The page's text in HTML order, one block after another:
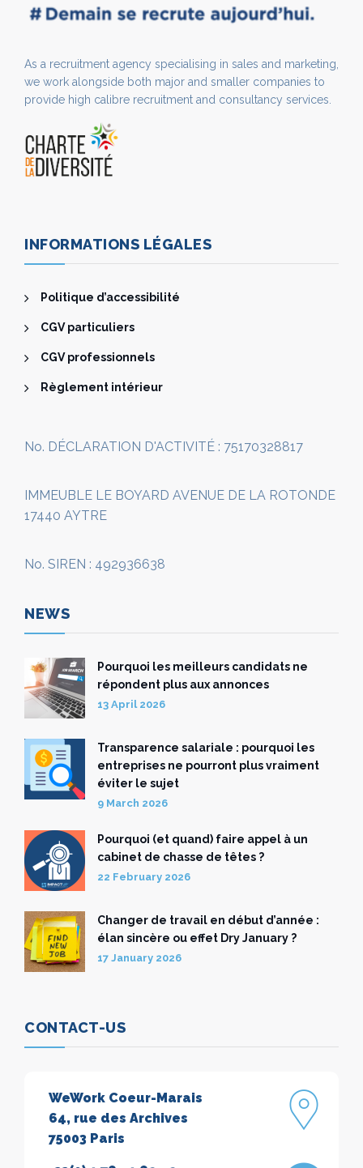
As a recruitment agency specialising in sales and marketing,
we work alongside both major and smaller companies to
provide high calibre recruitment and consultancy services.
INFORMATIONS LÉGALES
Politique d’accessibilité
CGV particuliers
CGV professionnels
Règlement intérieur
No. DÉCLARATION D'ACTIVITÉ : 75170328817
IMMEUBLE LE BOYARD AVENUE DE LA ROTONDE
17440 AYTRE
No. SIREN : 492936638
NEWS
Pourquoi les meilleurs candidats ne
répondent plus aux annonces
13 April 2026
Transparence salariale : pourquoi les
entreprises ne pourront plus vraiment
éviter le sujet
9 March 2026
Pourquoi (et quand) faire appel à un
cabinet de chasse de têtes ?
22 February 2026
Changer de travail en début d’année :
élan sincère ou effet Dry January ?
17 January 2026
CONTACT-US
WeWork Coeur-Marais
64, rue des Archives
75003 Paris